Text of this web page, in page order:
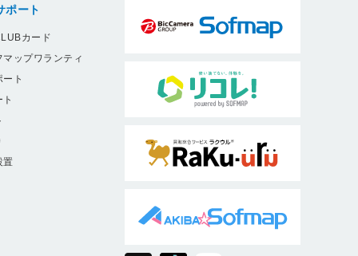
ポート
カード
ップワランティ
ト
置